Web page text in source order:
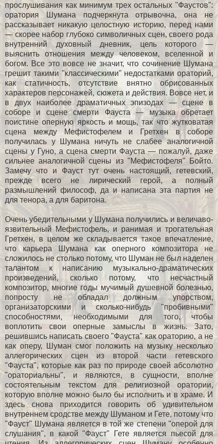
прослушивания как минимум трех остальных "Фаустов":
оратория Шумана подчеркнута отрывочна, она не
рассказывает никакую целостную историю, перед нами
— скорее набор глубоко символичных сцен, своего рода
внутренний духовный дневник, цель которого —
выяснить отношения между человеком, вселенной и
богом. Все это вовсе не значит, что сочинение Шумана
грешит такими "классическими" недостатками ораторий,
как статичность, отсутствие внятно обрисованных
характеров персонажей, сюжета и действия. Вовсе нет, и
в двух наиболее драматичных эпизодах — сцене в
соборе и сцене смерти Фауста — музыка обретает
поистине оперную яркость и мощь, так что жутковатая
сцена между Мефистофелем и Гретхен в соборе
получилась у Шумана ничуть не слабее аналогичной
сцены у Гуно, а сцена смерти Фауста — пожалуй, даже
сильнее аналогичной сцены из "Мефистофеля" Бойто.
Замечу что и Фауст тут очень настоящий, гетевский,
прежде всего не лирический герой, а полный
размышлений философ, да и написана эта партия не
для тенора, а для баритона.
Очень убедительными у Шумана получились и величаво-
язвительный Мефистофель, и ранимая и трогательная
Гретхен, в целом же складывается такое впечатление,
что карьера Шумана как оперного композитора не
сложилось не столько потому, что Шуман не был наделен
талантом к написанию музыкально-драматических
произведений, сколько потому, что несчастный
композитор, многие годы мучимый душевной болезнью,
попросту не обладал должным упорством,
организаторскими и сколько-нибудь "пробивными"
способностями, необходимыми для того, чтобы
воплотить свои оперные замыслы в жизнь. Зато,
решившись написать своего "Фауста" как ораторию, а не
как оперу, Шуман смог положить на музыку несколько
аллегорических сцен из второй части гетевского
"Фауста", которые как раз по природе своей абсолютно
"ораториальны", и являются, в сущности, вполне
состоятельным текстом для религиозной оратории,
которую вполне можно было бы исполнить и в храме. И
здесь снова приходится говорить об удивительном
внутреннем сродстве между Шуманом и Гете, потому что
"Фауст" Шумана является в той же степени "оперой для
слушания", в какой "Фауст" Гете является пьесой для